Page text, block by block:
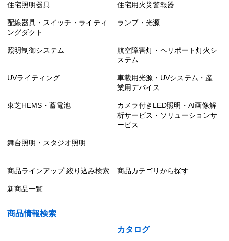
住宅照明器具 住宅用火災警報器
配線器具・スイッチ・ライティ
ングダクト
ランプ・光源
照明制御システム
航空障害灯・ヘリポート灯火シ
ステム
UVライティング
車載用光源・UVシステム・産
業用デバイス
東芝HEMS・蓄電池
カメラ付きLED照明・AI画像解
析サービス・ソリューションサ
ービス
舞台照明・スタジオ照明
商品ラインアップ 絞り込み検索 商品カテゴリから探す
新商品一覧
商品情報検索
カタログ